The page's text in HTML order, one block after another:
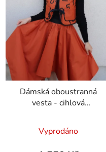
Dámská oboustranná
vesta - cihlová
Vyprodáno